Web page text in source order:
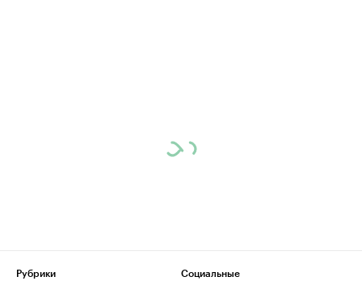
Рубрики
Социальные